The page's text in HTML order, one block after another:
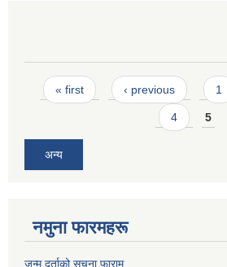
Pages
« first ‹ previous 1
4 5
अन्य
नमुना फारमहरू
जन्म दर्ताको सूचना फाराम